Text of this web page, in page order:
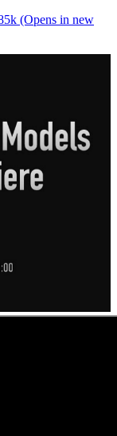
(Opens in new